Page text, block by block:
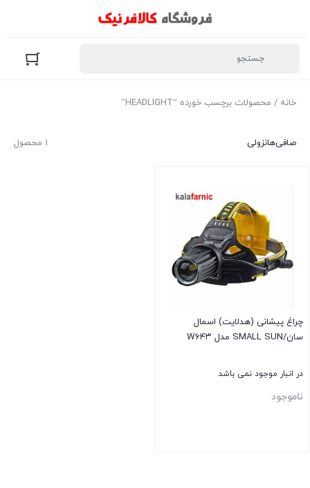
خانه / محصولات برچسب خورده “HEADLIGHT”
1 محصول صافی‌هانزولی
چراغ پیشانی (هدلایت) اسمال
سان/SMALL SUN مدل W۶۴۳
در انبار موجود نمی باشد
ناموجود